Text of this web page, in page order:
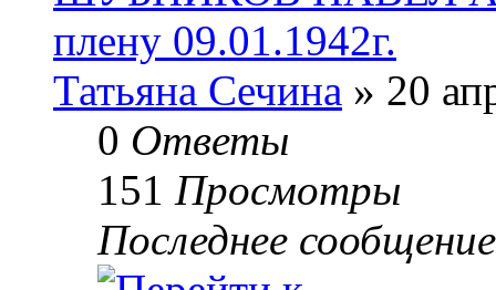
плену 09.01.1942г.
Татьяна Сечина » 20
0 Ответы
151 Просмотры
Последнее